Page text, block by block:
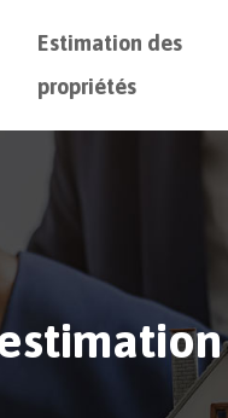
Estimation des
propriétés